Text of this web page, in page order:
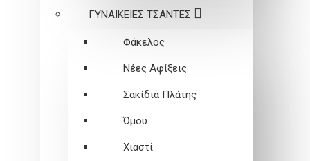
ΓΥΝΑΙΚΕΙEΣ ΤΣΑΝΤΕΣ
Φάκελος
Νέες Αφίξεις
Σακίδια Πλάτης
Ώμου
Χιαστί